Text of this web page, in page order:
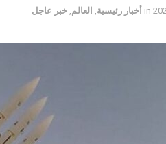
in أخبار رئيسية العالم خبر عاجل